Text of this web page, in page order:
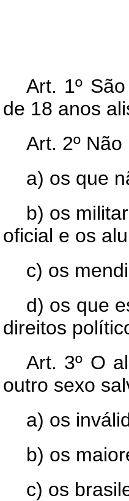
Art. 1º
de 18 anos
Art. 2º
a) os que
b) os
oficial e os
c) os
d) os que
direitos
Art. 3º O
outro sexo
a) os
b) os
c) os